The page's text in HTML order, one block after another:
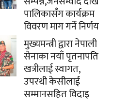
पालिकासँग कार्यक्रम
विवरण माग गर्ने निर्णय
मुख्यमन्त्री द्वारा नेपाली
सेनाका नयाँ पृतनापति
खत्रीलाई स्वागत,
उपरथी केसीलाई
सम्मानसहित विदाइ